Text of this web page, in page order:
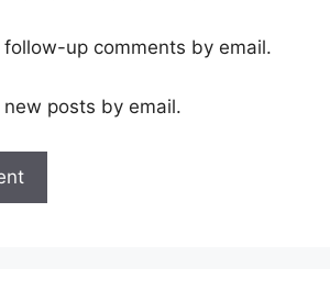
up comments by email.
posts by email.